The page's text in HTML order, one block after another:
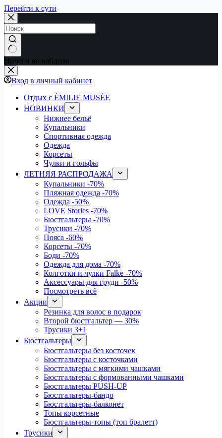
Перейти к сути
Ничего не найдено
Вход в личный кабинет
Отдых с ÉMILIE MUSÉE
НОВИНКИ
Нижнее бельё
Купальники
Спортивная одежда
Одежда
Корсеты
Чулки и гольфы
ЛЕТНЯЯ РАСПРОДАЖА
Купальники -70%
Пляжная одежда -70%
Одежда -50%
LOVE Stories -70%
Бюстгальтеры -70%
Трусики -70%
Пояса -60%
Корсеты -70%
Боди -70%
Одежда для дома -70%
Колготки и чулки Falke -70%
Аксессуары для груди -50%
Посмотреть всё
Акции
Резинка для волос в подарок
Второй бюстгальтер — 30%
Трусики 3+1
Бюстгальтеры
Бюстгальтеры без косточек
Бюстгальтеры с косточками
Бюстгальтеры с мягкими чашками
Бюстгальтеры с формованными чашками
Бюстгальтеры PUSH-UP
Бюстгальтеры-бандо
Бюстгальтеры-балконет
Топы корсетные
Бюстгальтеры-топы (топ бралетт)
Трусики